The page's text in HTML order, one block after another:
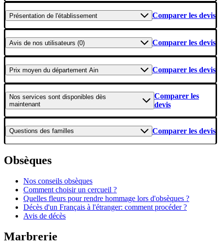
Présentation de l'établissement Comparer les devis
Avis de nos utilisateurs (0) Comparer les devis
Prix moyen du département Ain Comparer les devis
Nos services sont disponibles dès
maintenant
Comparer les
devis
Questions des familles Comparer les devis
Obsèques
Nos conseils obsèques
Comment choisir un cercueil ?
Quelles fleurs pour rendre hommage lors d'obsèques ?
Décès d'un Français à l'étranger: comment procéder ?
Avis de décès
Marbrerie